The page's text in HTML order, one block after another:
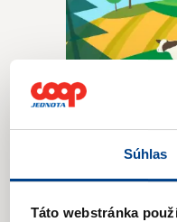
Súhlas
Táto webstránka